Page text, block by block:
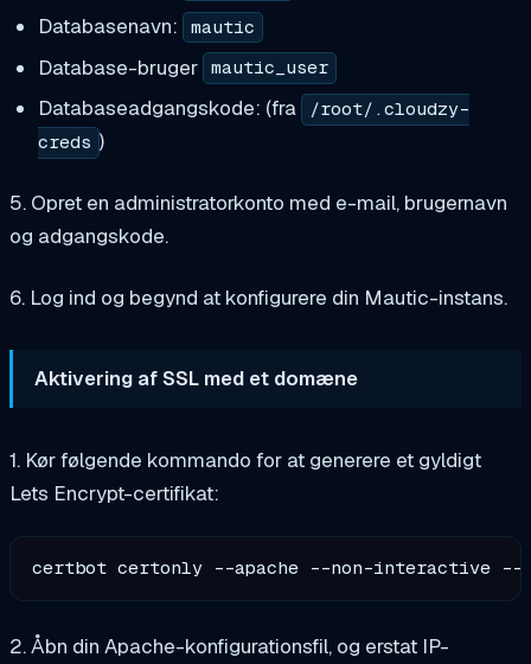
Databasenavn: mautic
Database-bruger mautic_user
Databaseadgangskode: (fra
/root/.cloudzy-
creds )
5. Opret en administratorkonto med e-mail, brugernavn
og adgangskode.
6. Log ind og begynd at konfigurere din Mautic-instans.
Aktivering af SSL med et domæne
1. Kør følgende kommando for at generere et gyldigt
Lets Encrypt-certifikat:
certbot certonly --apache --non-interactive
2. Åbn din Apache-konfigurationsfil, og erstat IP-